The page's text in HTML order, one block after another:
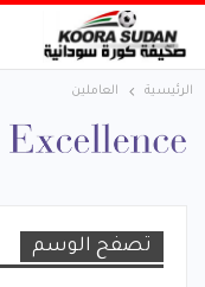
الرئيسية العاملين
تصفح الوسم